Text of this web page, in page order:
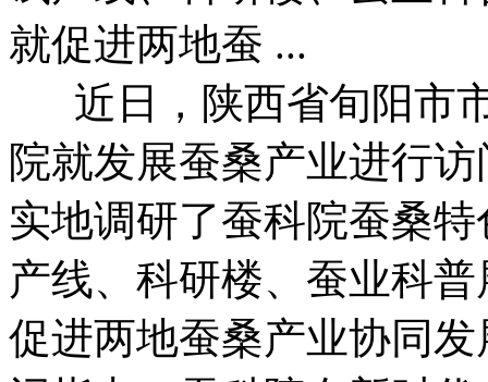
就促进两地蚕 ...
近日，陕西省旬阳市
院就发展蚕桑产业进行
实地调研了蚕科院蚕桑
产线、科研楼、蚕业科
促进两地蚕桑产业协同